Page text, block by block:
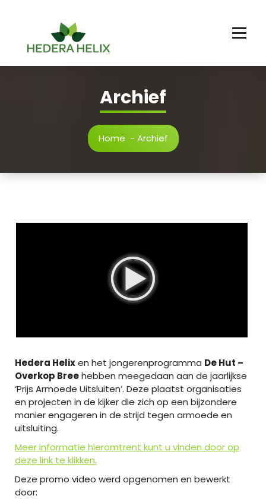
inhoud
Archief
Home - Archief
Hedera Helixen het jongerenprogramma De Hut –
Overkop Breehebben meegedaan aan de jaarlijkse
‘Prijs Armoede Uitsluiten’. Deze plaatst organisaties
en projecten in de kijker die zich op een bijzondere
manier engageren in de strijd tegen armoede en
uitsluiting.
Meer informatie hieromtrent kunt u vinden door op
deze link te klikken.
Deze promo video werd opgenomen en bewerkt
door: